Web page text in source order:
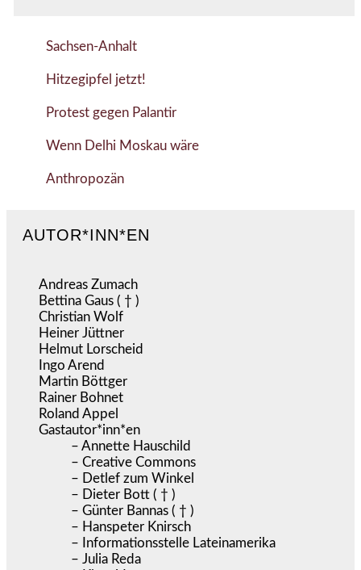
Sachsen-Anhalt
Hitzegipfel jetzt!
Protest gegen Palantir
Wenn Delhi Moskau wäre
Anthropozän
AUTOR*INN*EN
Andreas Zumach
Bettina Gaus ( † )
Christian Wolf
Heiner Jüttner
Helmut Lorscheid
Ingo Arend
Martin Böttger
Rainer Bohnet
Roland Appel
Gastautor*inn*en
– Annette Hauschild
– Creative Commons
– Detlef zum Winkel
– Dieter Bott ( † )
– Günter Bannas ( † )
– Hanspeter Knirsch
– Informationsstelle Lateinamerika
– Julia Reda